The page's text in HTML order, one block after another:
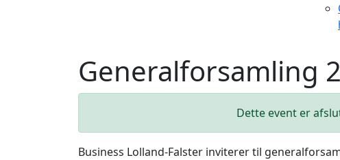
Generalforsamling
Dette event er
Business Lolland-Falster inviterer til